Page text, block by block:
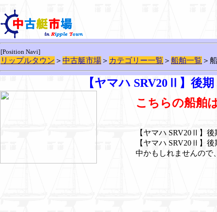
[Position Navi]
リップルタウン ＞ 中古艇市場 ＞ カテゴリー一覧 ＞ 船舶一覧 ＞
【ヤマハ SRV20Ⅱ】後
こちらの船舶
【ヤマハ SRV20Ⅱ】
【ヤマハ SRV20Ⅱ】
中かもしれませんので